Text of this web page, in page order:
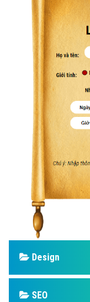
Design
SEO